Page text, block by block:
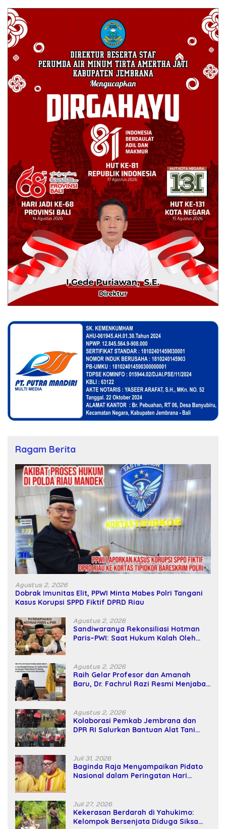
Ragam Berita
Agustus 2, 2026
Dobrak Imunitas Elit, PPWI Minta Mabes Polri Tangani
Kasus Korupsi SPPD Fiktif DPRD Riau
Agustus 2, 2026
Sandiwaranya Rekonsiliasi Hotman
Paris–PWI: Saat Hukum Kalah Oleh
Agustus 2, 2026
Raih Gelar Profesor dan Amanah
Baru, Dr. Fachrul Razi Resmi Menjabat
Agustus 2, 2026
Kolaborasi Pemkab Jembrana dan
DPR RI Salurkan Bantuan Alat Tani
Juli 31, 2026
Baginda Raja Menyampaikan Pidato
Nasional dalam Peringatan Hari
Juli 27, 2026
Kekerasan Berdarah di Yahukimo:
Kelompok Bersenjata Diduga Siksa